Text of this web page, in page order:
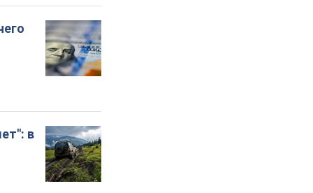
в